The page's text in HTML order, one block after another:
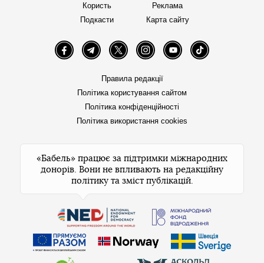
Користь
Подкасти
Реклама
Карта сайту
FacebookTelegramTwitter InstagramYouTube TikTok
Правила редакції
Політика користування сайтом
Політика конфіденційності
Політика використання cookies
«Бабель» працює за підтримки міжнародних
донорів. Вони не впливають на редакційну
політику та зміст публікацій.